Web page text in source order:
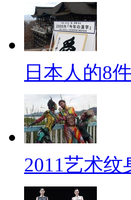
日本人的8
2011艺术